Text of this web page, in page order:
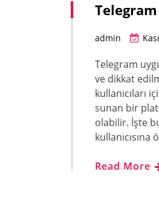
admin
Telegram
ve dikkat
kullanıcıları
sunan bir
olabilir. İşte
kullanıcısına
Read More